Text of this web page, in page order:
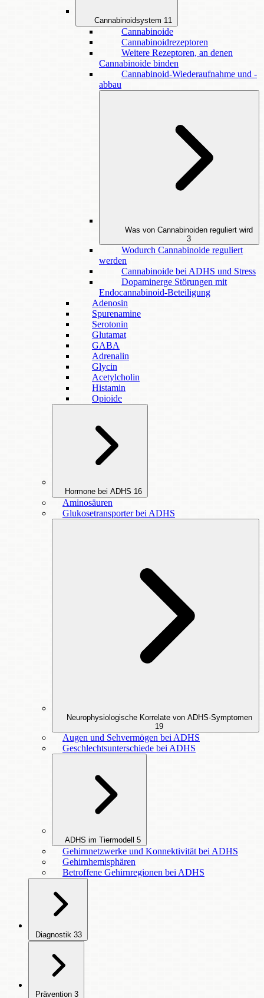
Cannabinoidsystem 11
Cannabinoide
Cannabinoidrezeptoren
Weitere Rezeptoren, an denen
Cannabinoide binden
Cannabinoid-Wiederaufnahme und -
abbau
Was von Cannabinoiden reguliert wird
3
Wodurch Cannabinoide reguliert
werden
Cannabinoide bei ADHS und Stress
Dopaminerge Störungen mit
Endocannabinoid-Beteiligung
Adenosin
Spurenamine
Serotonin
Glutamat
GABA
Adrenalin
Glycin
Acetylcholin
Histamin
Opioide
Hormone bei ADHS 16
Aminosäuren
Glukosetransporter bei ADHS
Neurophysiologische Korrelate von ADHS-Symptomen
19
Augen und Sehvermögen bei ADHS
Geschlechtsunterschiede bei ADHS
ADHS im Tiermodell 5
Gehirnnetzwerke und Konnektivität bei ADHS
Gehirnhemisphären
Betroffene Gehirnregionen bei ADHS
Diagnostik 33
Prävention 3